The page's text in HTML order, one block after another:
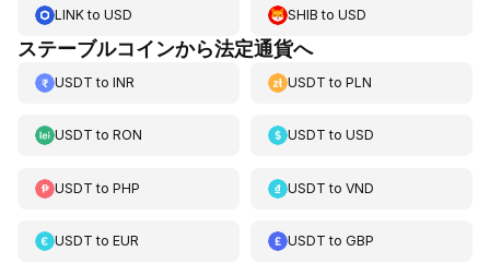
LINKto USD SHIB toUSD
ステーブルコインから法定通貨へ
USDT to INR USDT toPLN
USDT to RON USDT toUSD
USDT to PHP USDT toVND
USDT to EUR USDT toGBP